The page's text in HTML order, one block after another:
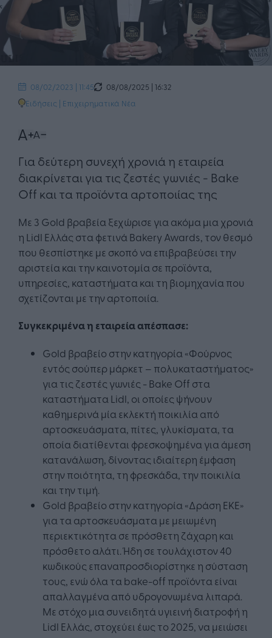
08/02/2023 | 11:45
08/08/2025 | 16:32
Ειδήσεις | Επιχειρηματικά Νέα
Για δεύτερη συνεχή χρονιά η εταιρεία
διακρίνεται για τις ζεστές γωνιές - Bake
Οff και τα προϊόντα αρτοποιίας της
Με 3 Gold βραβεία ξεχώρισε για ακόμα μια χρονιά
η Lidl Ελλάς στα φετινά Bakery Awards, τον θεσμό
που θεσπίστηκε με σκοπό να επιβραβεύσει την
αριστεία και την καινοτομία σε προϊόντα,
υπηρεσίες, καταστήματα και τη βιομηχανία που
σχετίζονται με την αρτοποιία.
Συγκεκριμένα η εταιρεία απέσπασε:
Gold βραβείο στην κατηγορία «Φούρνος
εντός σούπερ μάρκετ – πολυκαταστήματος»
για τις ζεστές γωνιές - Bake Off στα
καταστήματα Lidl, οι οποίες ψήνουν
καθημερινά μία εκλεκτή ποικιλία από
αρτοσκευάσματα, πίτες, γλυκίσματα, τα
οποία διατίθενται φρεσκοψημένα για άμεση
κατανάλωση, δίνοντας ιδιαίτερη έμφαση
στην ποιότητα, τη φρεσκάδα, την ποικιλία
και την τιμή.
Gold βραβείο στην κατηγορία «Δράση ΕΚΕ»
για τα αρτοσκευάσματα με μειωμένη
περιεκτικότητα σε πρόσθετη ζάχαρη και
πρόσθετο αλάτι. Ήδη σε τουλάχιστον 40
κωδικούς επαναπροσδιορίστηκε η σύσταση
τους, ενώ όλα τα bake-off προϊόντα είναι
απαλλαγμένα από υδρογονωμένα λιπαρά.
Με στόχο μια συνειδητά υγιεινή διατροφή η
Lidl Ελλάς, στοχεύει έως το 2025, να μειώσει